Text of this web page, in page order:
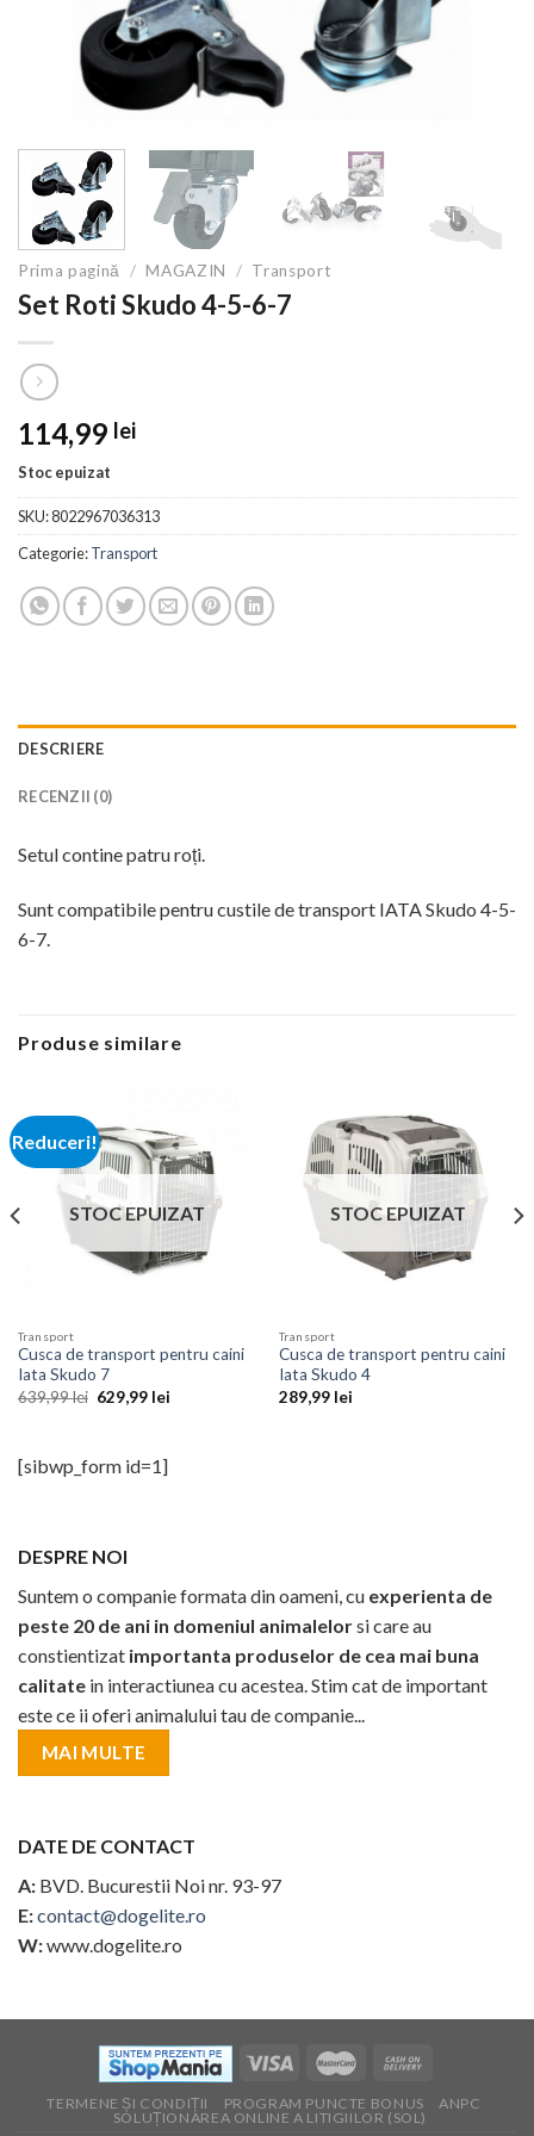
Prima pagină / MAGAZIN / Transport
Set Roti Skudo 4-5-6-7
114,99 lei
Stoc epuizat
SKU:8022967036313
Categorie:Transport
DESCRIERE
RECENZII (0)
Setul contine patru roți.
Sunt compatibile pentru custile de transport IATA Skudo 4-5-
6-7.
Produse similare
Reduceri!
STOC EPUIZAT
Transport
Cusca de transport pentru caini
Iata Skudo 7
639,99lei Prețul
inițial
639,99 lei.
629,99 leiPrețul
STOC EPUIZAT
Transport
Cusca de transport pentru caini
Iata Skudo 4
289,99 lei
[sibwp_form id=1]
DESPRE NOI
Suntem o companie formata din oameni, cu experienta de
peste 20 de ani in domeniul animalelorsi care au
constientizat importanta produselor de cea mai buna
calitate in interactiunea cu acestea. Stim cat de important
este ce ii oferi animalului tau de companie...
MAI MULTE
DATE DE CONTACT
A: BVD. Bucurestii Noi nr. 93-97
E:contact@dogelite.ro
W:www.dogelite.ro
TERMENE ȘI CONDIȚII PROGRAM PUNCTE BONUS
ANPC
SOLUȚIONAREA ONLINE A LITIGIILOR (SOL)